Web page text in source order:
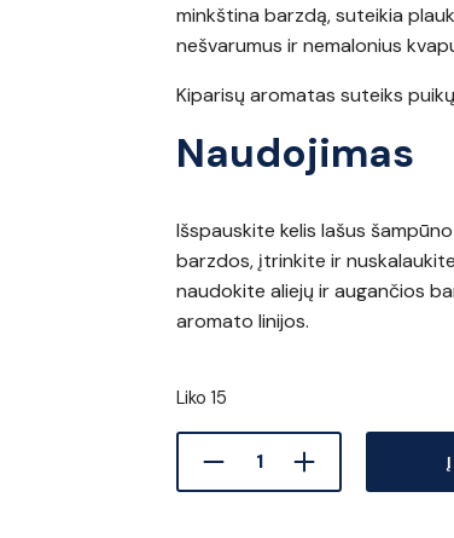
minkština barzdą, suteikia
nešvarumus ir nemalonius
Kiparisų aromatas suteiks
Naudojimas
Išspauskite kelis lašus
barzdos, įtrinkite ir
naudokite aliejų ir augančios
aromato linijos.
Liko 15
Į